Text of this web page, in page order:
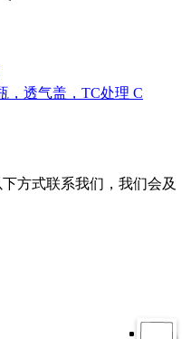
，透气盖，TC处理 C
方式联系我们，我们会及